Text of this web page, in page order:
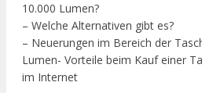
10.000 Lumen?
– Welche Alternativen gibt es?
– Neuerungen im Bereich der
Lumen- Vorteile beim Kauf einer
im Internet